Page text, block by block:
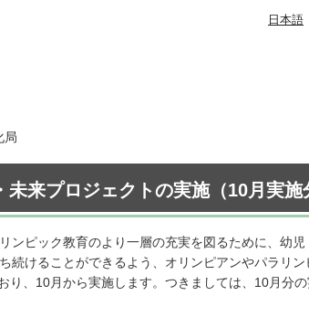
日本語
局
来プロジェクトの実施（10月実施
ンピック教育のより一層の充実を図るために、幼
続けることができるよう、オリンピアンやパラリ
、10月から実施します。つきましては、10月分